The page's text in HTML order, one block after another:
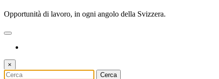
Opportunità di lavoro, in ogni angolo della Svizzera.
×